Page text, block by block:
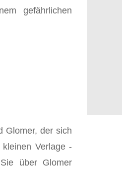
gefährlichen
Glomer, der sich
Verlage -
über Glomer